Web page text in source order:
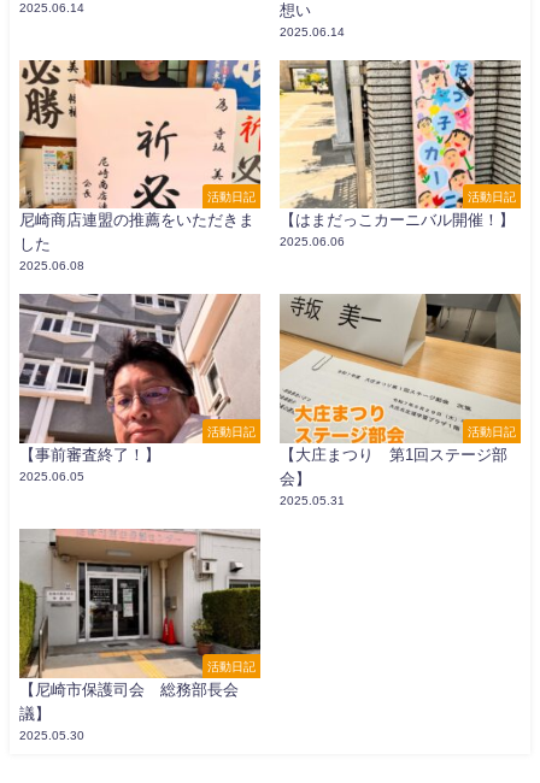
2025.06.14
想い
2025.06.14
活動日記
尼崎商店連盟の推薦をいただきま
した
2025.06.08
活動日記
【はまだっこカーニバル開催！】
2025.06.06
活動日記
【事前審査終了！】
2025.06.05
活動日記
【大庄まつり 第1回ステージ部
会】
2025.05.31
活動日記
【尼崎市保護司会 総務部長会
議】
2025.05.30